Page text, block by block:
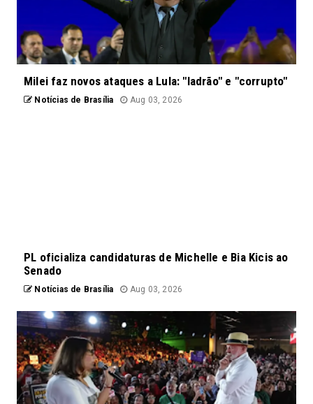
Milei faz novos ataques a Lula: "ladrão" e "corrupto"
Notícias de Brasília Aug 03, 2026
PL oficializa candidaturas de Michelle e Bia Kicis ao
Senado
Notícias de Brasília Aug 03, 2026